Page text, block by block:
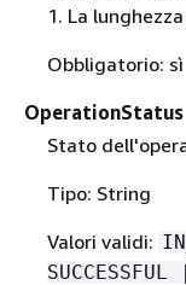
1. La
Obbligatorio: sì
OperationStatus
Stato
Tipo: String
Valori validi: